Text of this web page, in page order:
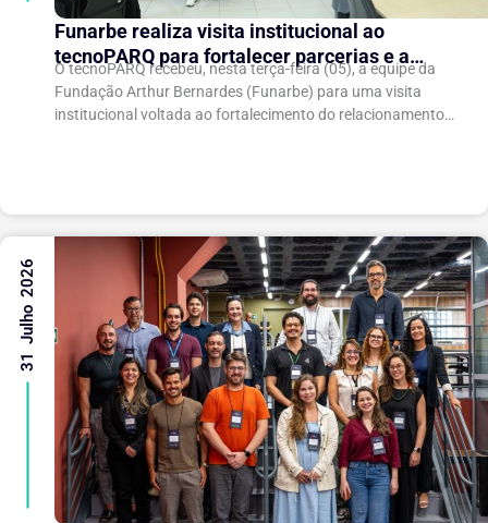
Funarbe realiza visita institucional ao
tecnoPARQ para fortalecer parcerias e a
gestão da inovação
O tecnoPARQ recebeu, nesta terça-feira (05), a equipe da
Fundação Arthur Bernardes (Funarbe) para uma visita
institucional voltada ao fortalecimento do relacionamento
31 Julho 2026